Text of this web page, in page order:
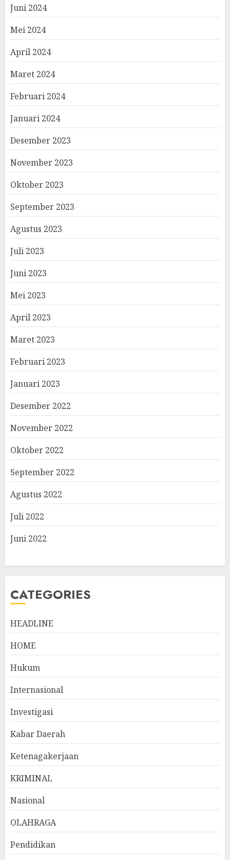
Juni 2024
Mei 2024
April 2024
Maret 2024
Februari 2024
Januari 2024
Desember 2023
November 2023
Oktober 2023
September 2023
Agustus 2023
Juli 2023
Juni 2023
Mei 2023
April 2023
Maret 2023
Februari 2023
Januari 2023
Desember 2022
November 2022
Oktober 2022
September 2022
Agustus 2022
Juli 2022
Juni 2022
CATEGORIES
HEADLINE
HOME
Hukum
Internasional
Investigasi
Kabar Daerah
Ketenagakerjaan
KRIMINAL
Nasional
OLAHRAGA
Pendidikan